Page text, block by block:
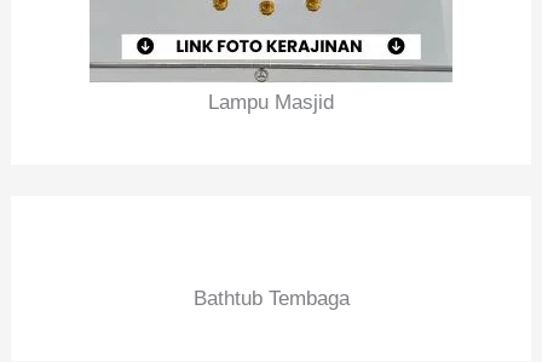
Lampu Masjid
Bathtub Tembaga